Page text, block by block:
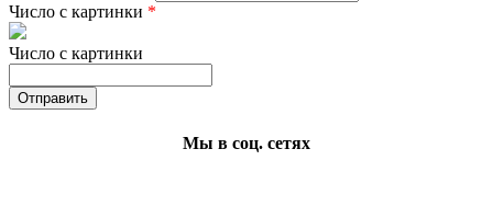
Число с картинки *
Число с картинки
Мы в соц. сетях